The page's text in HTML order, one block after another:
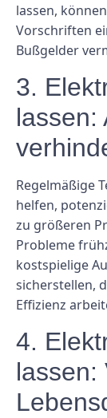
lassen,
Vorschriften
Bußgelder
3.
lassen:
Regelmäßige
helfen,
zu größeren
Probleme
kostspielige
sicherstellen,
Effizienz
4.
lassen: